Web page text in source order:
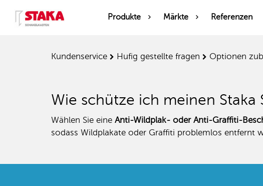
Produkte Märkte Referenzen
kundenservice hufig gestellte fragen optionen
Wie schütze ich meinen
Wählen Sie eine Anti-Wildplak- oder Anti-Graffiti-
sodass Wildplakate oder Graffiti problemlos entfernt